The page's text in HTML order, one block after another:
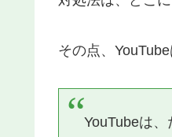
その点、
YouTubeは